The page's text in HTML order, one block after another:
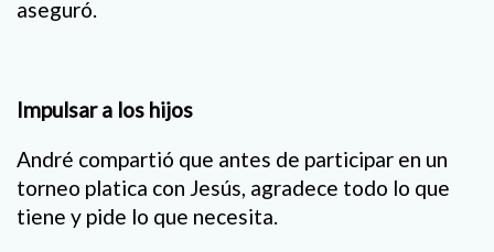
aseguró.
Impulsar a los hijos
André compartió que antes de participar en un
torneo platica con Jesús, agradece todo lo que
tiene y pide lo que necesita.